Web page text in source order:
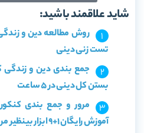
شاید علاقمند باشید:
تست زنی دینی
جمع بندی دین و زندگی
بستن کل دینی در ۵ ساعت
آموزش رایگان 1+9 ابزار بینظیر مرور